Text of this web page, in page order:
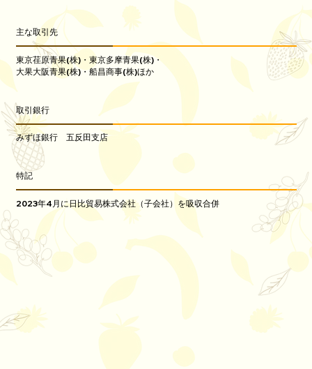
主な取引先
東京荏原青果(株)・東京多摩青果(株)・
大果大阪青果(株)・船昌商事(株)ほか
取引銀行
みずほ銀行 五反田支店
特記
2023年4月に日比貿易株式会社（子会社）を吸収合併